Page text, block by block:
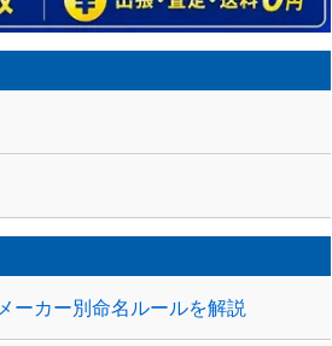
ーカー別命名ルールを解説